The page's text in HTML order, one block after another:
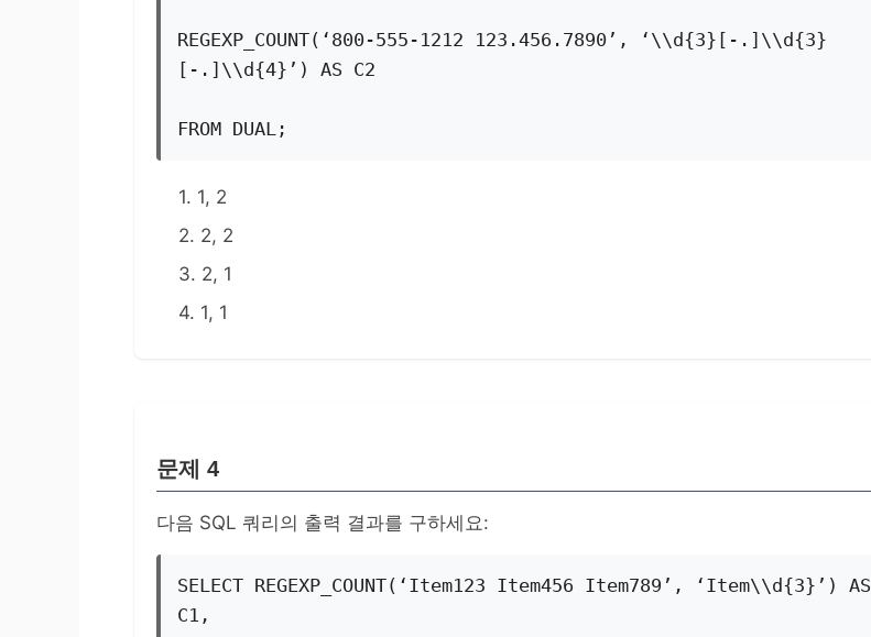
REGEXP_COUNT(‘800-555-1212 123.456.7890’, ‘\\d{3}[-.]\\d{3}
[-.]\\d{4}’) AS C2
FROM DUAL;
1. 1, 2
2. 2, 2
3. 2, 1
4. 1, 1
문제 4
다음 SQL 쿼리의 출력 결과를 구하세요:
SELECT REGEXP_COUNT(‘Item123 Item456 Item789’, ‘Item\\d{3}’) AS
C1,